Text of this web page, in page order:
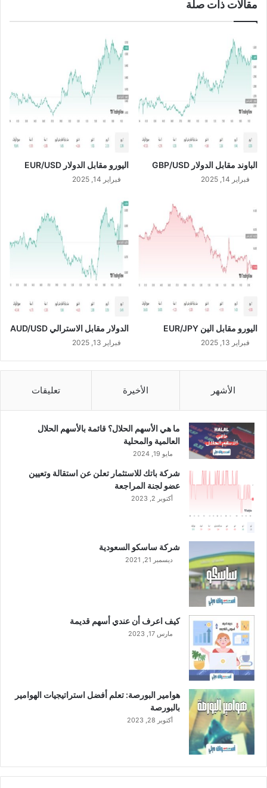
و
/
6
/
2
0
مقالات ذات صلة
الباوند مقابل الدولار GBP/USD
فبراير 14, 2025
اليورو مقابل الدولار EUR/USD
فبراير 14, 2025
اليورو مقابل الين EUR/JPY
فبراير 13, 2025
الدولار مقابل الاسترالي AUD/USD
فبراير 13, 2025
الأشهر الأخيرة تعليقات
ما هي الأسهم الحلال؟ قائمة بالأسهم الحلال
العالمية والمحلية
مايو 19, 2024
شركة باتك للاستثمار تعلن عن استقالة وتعيين
عضو لجنة المراجعة
أكتوبر 2, 2023
شركة ساسكو السعودية
ديسمبر 21, 2021
كيف اعرف أن عندي أسهم قديمة
مارس 17, 2023
هوامير البورصة: تعلم أفضل استراتيجيات الهوامير
بالبورصة
أكتوبر 28, 2023